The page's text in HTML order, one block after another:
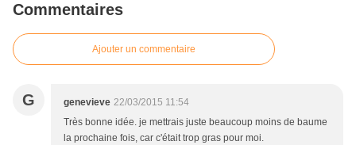
Commentaires
Ajouter un commentaire
G genevieve 22/03/2015 11:54
Très bonne idée. je mettrais juste beaucoup moins de baume
la prochaine fois, car c'était trop gras pour moi.